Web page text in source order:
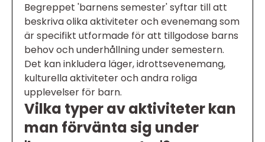
Begreppet 'barnens semester' syftar till att
beskriva olika aktiviteter och evenemang som
är specifikt utformade för att tillgodose barns
behov och underhållning under semestern.
Det kan inkludera läger, idrottsevenemang,
kulturella aktiviteter och andra roliga
upplevelser för barn.
Vilka typer av aktiviteter kan
man förvänta sig under